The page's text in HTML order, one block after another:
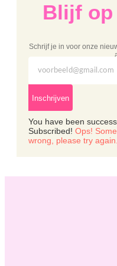
Blijf op
Schrijf je in voor onze
Inschrijven
You have been
Subscribed! Ops!
wrong, please try again.